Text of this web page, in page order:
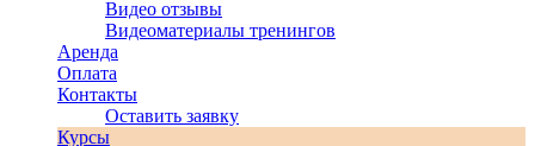
Видео отзывы
Видеоматериалы тренингов
Аренда
Оплата
Контакты
Оставить заявку
Курсы